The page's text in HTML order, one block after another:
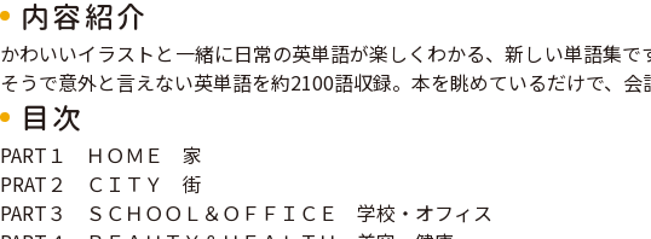
内容紹介
かわいいイラストと一緒に日常の英単語が楽しくわかる、新しい単語集
そうで意外と言えない英単語を約2100語収録。本を眺めているだけで、
目次
PART１ ＨＯＭＥ 家
PRAT２ ＣＩＴＹ 街
PART３ ＳＣＨＯＯＬ＆ＯＦＦＩＣＥ 学校・オフィス